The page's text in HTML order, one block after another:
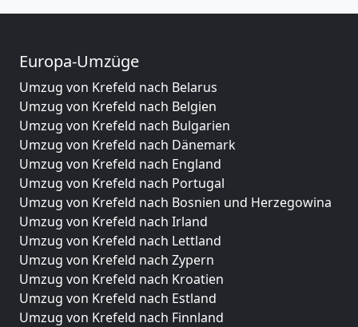
Europa-Umzüge
Umzug von Krefeld nach Belarus
Umzug von Krefeld nach Belgien
Umzug von Krefeld nach Bulgarien
Umzug von Krefeld nach Dänemark
Umzug von Krefeld nach England
Umzug von Krefeld nach Portugal
Umzug von Krefeld nach Bosnien und Herzegowina
Umzug von Krefeld nach Irland
Umzug von Krefeld nach Lettland
Umzug von Krefeld nach Zypern
Umzug von Krefeld nach Kroatien
Umzug von Krefeld nach Estland
Umzug von Krefeld nach Finnland